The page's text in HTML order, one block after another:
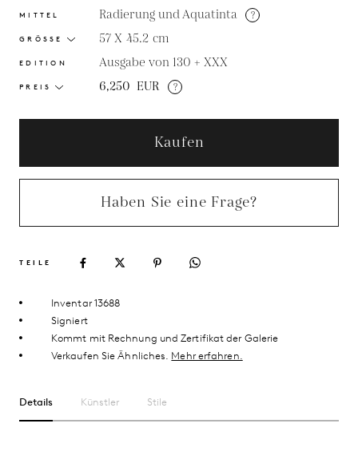
MITTEL Radierung und Aquatinta ?
GRÖSSE 57 X 45.2 cm
EDITION Ausgabe von 130 + XXX
PREIS 6,250 EUR ?
Kaufen
Haben Sie eine Frage?
TEILE
Inventar 13688
Signiert
Kommt mit Rechnung und Zertifikat der Galerie
Verkaufen Sie Ähnliches. Mehr erfahren.
Details Künstler Stile